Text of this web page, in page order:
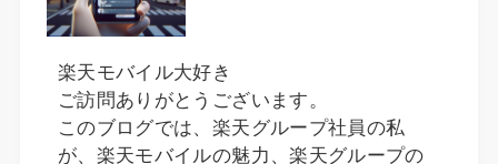
楽天モバイル大好き
ご訪問ありがとうございます。
このブログでは、楽天グループ社員の私
が、楽天モバイルの魅力、楽天グループの